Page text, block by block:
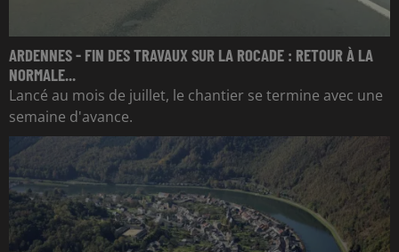
ARDENNES - FIN DES TRAVAUX SUR LA ROCADE : RETOUR À LA
NORMALE...
Lancé au mois de juillet, le chantier se termine avec une
semaine d'avance.